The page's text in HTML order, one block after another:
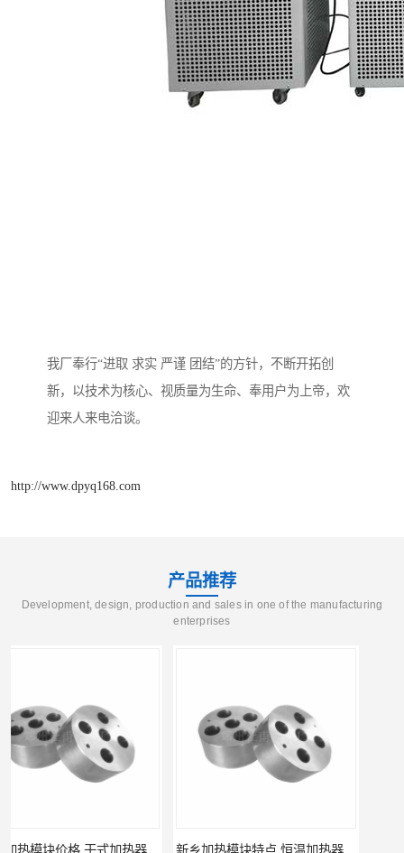
我厂奉行“进取 求实 严谨 团结”的方针，不断开拓创
新，以技术为核心、视质量为生命、奉用户为上帝，欢
迎来人来电洽谈。
http://www.dpyq168.com
产品推荐
Development, design, production and sales in one of the manufacturing
enterprises
新乡加热模块特点 恒温加热器 杜甫仪器 新乡加热模块报价 恒温加热器